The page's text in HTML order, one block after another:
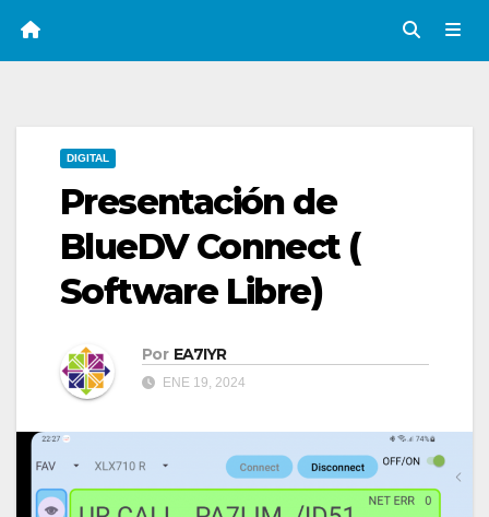
DIGITAL
Presentación de
BlueDV Connect (
Software Libre)
Por EA7IYR
ENE 19, 2024